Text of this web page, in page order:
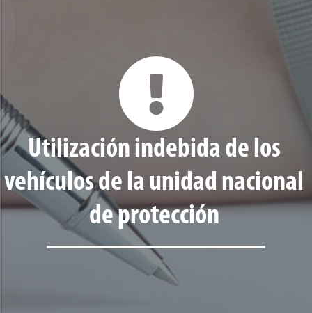
Utilización indebida de los
vehículos de la unidad nacional
de protección